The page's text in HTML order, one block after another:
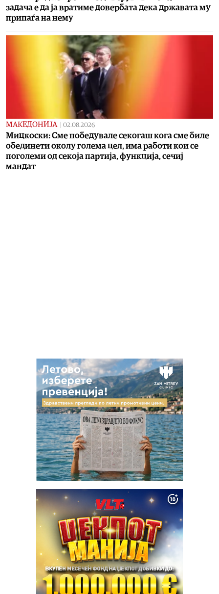
задача е да ја вратиме довербата дека државата му
припаѓа на нему
МАКЕДОНИЈА 02.08.2026
Мицкоски: Сме победувале секогаш кога сме биле
обединети околу голема цел, има работи кои се
поголеми од секоја партија, функција, сечиј
мандат